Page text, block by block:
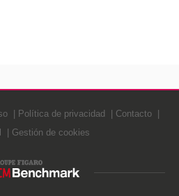
Política de privacidad
Contacto
Gestión de cookies